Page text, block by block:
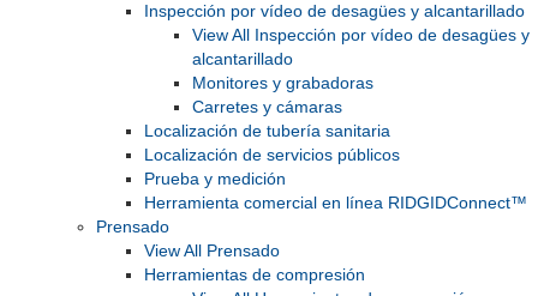
Inspección por vídeo de desagües y alcantarillado
View All Inspección por vídeo de desagües y
alcantarillado
Monitores y grabadoras
Carretes y cámaras
Localización de tubería sanitaria
Localización de servicios públicos
Prueba y medición
Herramienta comercial en línea RIDGIDConnect™
Prensado
View All Prensado
Herramientas de compresión